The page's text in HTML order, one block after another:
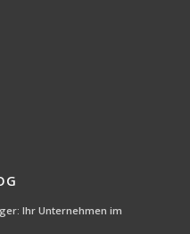
Ihr Unternehmen im